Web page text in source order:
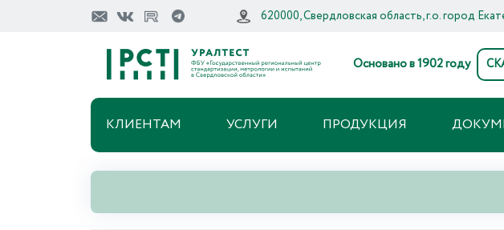
620000, Свердловская область, г.о. город
Основано в 1902 году
КЛИЕНТАМ УСЛУГИ ПРОДУКЦИЯ